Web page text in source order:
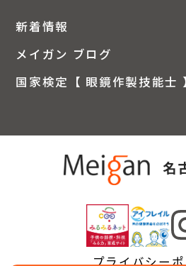
新着情報
メイガン ブログ
国家検定【 眼鏡作製技能士
プライバシー